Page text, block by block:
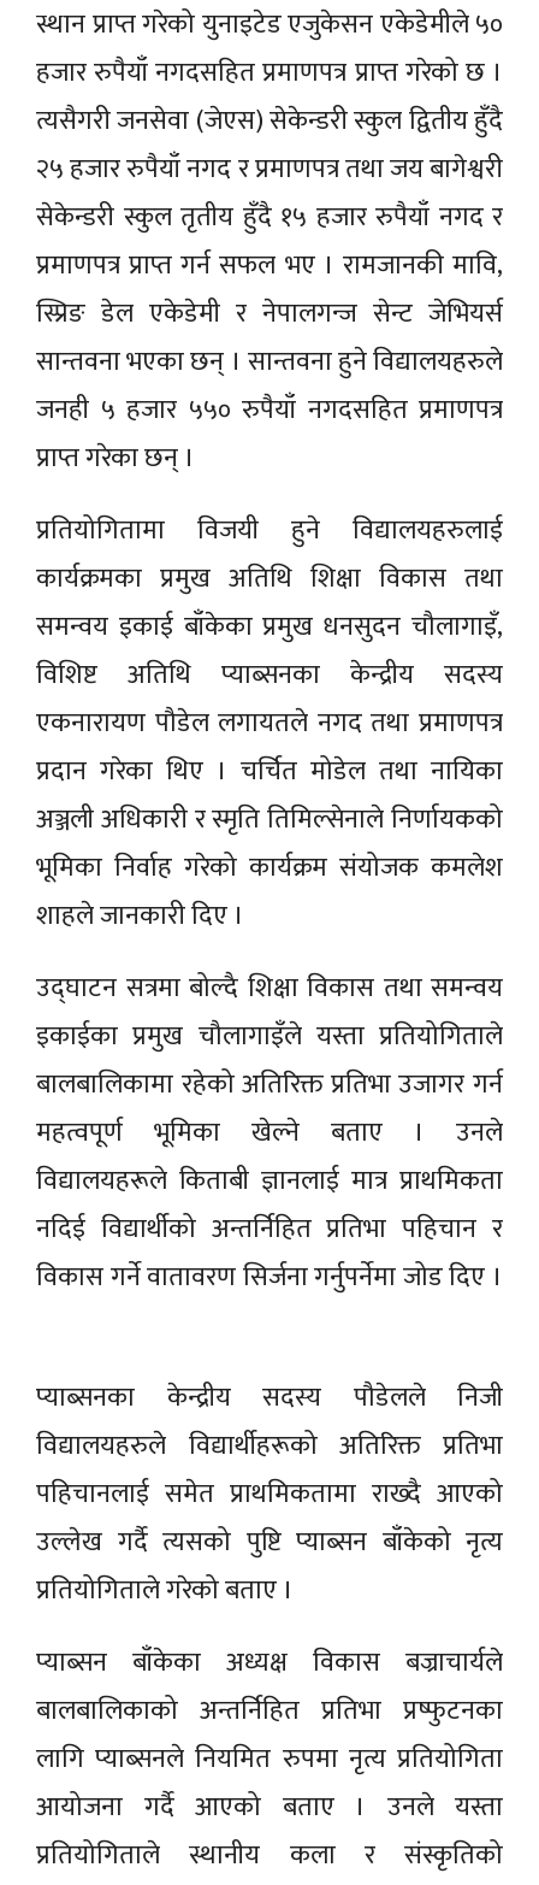
स्थान प्राप्त गरेको युनाइटेड एजुकेसन एकेडेमीले ५०
हजार रुपैयाँ नगदसहित प्रमाणपत्र प्राप्त गरेको छ ।
त्यसैगरी जनसेवा (जेएस) सेकेन्डरी स्कुल द्वितीय हुँदै
२५ हजार रुपैयाँ नगद र प्रमाणपत्र तथा जय बागेश्वरी
सेकेन्डरी स्कुल तृतीय हुँदै १५ हजार रुपैयाँ नगद र
प्रमाणपत्र प्राप्त गर्न सफल भए । रामजानकी मावि,
स्प्रिङ डेल एकेडेमी र नेपालगन्ज सेन्ट जेभियर्स
सान्तवना भएका छन् । सान्तवना हुने विद्यालयहरुले
जनही ५ हजार ५५० रुपैयाँ नगदसहित प्रमाणपत्र
प्राप्त गरेका छन् ।
प्रतियोगितामा विजयी हुने विद्यालयहरुलाई
कार्यक्रमका प्रमुख अतिथि शिक्षा विकास तथा
समन्वय इकाई बाँकेका प्रमुख धनसुदन चौलागाइँ,
विशिष्ट अतिथि प्याब्सनका केन्द्रीय सदस्य
एकनारायण पौडेल लगायतले नगद तथा प्रमाणपत्र
प्रदान गरेका थिए । चर्चित मोडेल तथा नायिका
अञ्जली अधिकारी र स्मृति तिमिल्सेनाले निर्णायकको
भूमिका निर्वाह गरेको कार्यक्रम संयोजक कमलेश
शाहले जानकारी दिए ।
उद्घाटन सत्रमा बोल्दै शिक्षा विकास तथा समन्वय
इकाईका प्रमुख चौलागाइँले यस्ता प्रतियोगिताले
बालबालिकामा रहेको अतिरिक्त प्रतिभा उजागर गर्न
महत्वपूर्ण भूमिका खेल्ने बताए । उनले
विद्यालयहरूले किताबी ज्ञानलाई मात्र प्राथमिकता
नदिई विद्यार्थीको अन्तर्निहित प्रतिभा पहिचान र
विकास गर्ने वातावरण सिर्जना गर्नुपर्नेमा जोड दिए ।
प्याब्सनका केन्द्रीय सदस्य पौडेलले निजी
विद्यालयहरुले विद्यार्थीहरूको अतिरिक्त प्रतिभा
पहिचानलाई समेत प्राथमिकतामा राख्दै आएको
उल्लेख गर्दै त्यसको पुष्टि प्याब्सन बाँकेको नृत्य
प्रतियोगिताले गरेको बताए ।
प्याब्सन बाँकेका अध्यक्ष विकास बज्राचार्यले
बालबालिकाको अन्तर्निहित प्रतिभा प्रष्फुटनका
लागि प्याब्सनले नियमित रुपमा नृत्य प्रतियोगिता
आयोजना गर्दै आएको बताए । उनले यस्ता
प्रतियोगिताले स्थानीय कला र संस्कृतिको